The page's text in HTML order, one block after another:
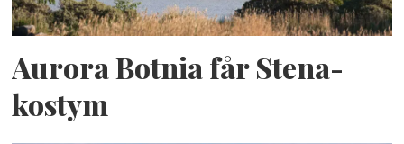
Aurora Botnia får Stena-
kostym